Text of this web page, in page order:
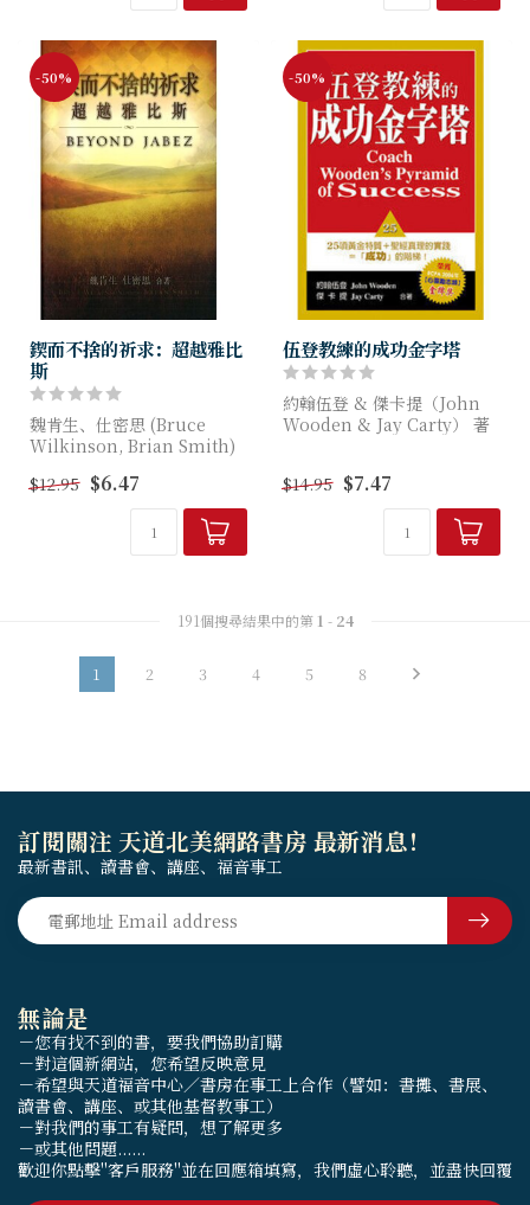
-50%
鍥而不捨的祈求：超越雅比
斯
魏肯生、仕密思 (Bruce
Wilkinson, Brian Smith)
天父是恩慈的，祂樂意賜福給
您和我。一切的祝福已準備就
緒，我們何不用一個孩...
$12.95 $6.47
-50%
伍登教練的成功金字塔
約翰伍登 & 傑卡提（John
Wooden & Jay Carty） 著
之稱的伍登教練，以個人豐富
的真實經歷，和另一位作者
$14.95 $7.47
191個搜尋結果中的第 1 - 24
1 2 3 4 5 8
無論是
－您有找不到的書，要我們協助訂購
－對這個新網站，您希望反映意見
－希望與天道福音中心／書房在事工上合作（譬如：書攤、書展、
讀書會、講座、或其他基督教事工）
－對我們的事工有疑問，想了解更多
－或其他問題......
歡迎你點擊"客戶服務"並在回應箱填寫，我們虛心聆聽，並盡快回覆
訂閱關注 天道北美網路書房 最新消息！
最新書訊、讀書會、講座、福音事工